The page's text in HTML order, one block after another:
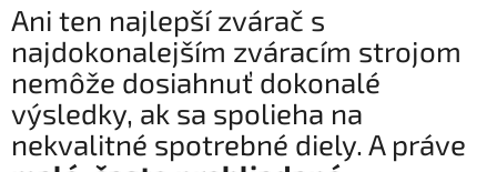
Ani ten najlepší zvárač s
najdokonalejším zváracím strojom
nemôže dosiahnuť dokonalé
výsledky, ak sa spolieha na
nekvalitné spotrebné diely. A práve